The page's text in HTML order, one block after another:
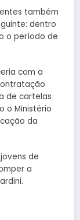
também
dentro
o período de
com a
de cartelas
o Ministério
da
de
a